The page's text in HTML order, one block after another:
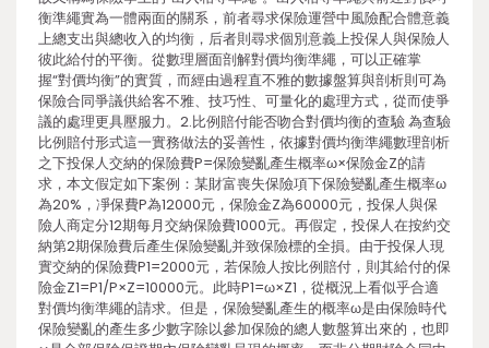
衡準繩實為一體兩面的關系，前者尋求保險運營中風險配合體意義
上總支出與總收入的均衡，后者則尋求個別意義上投保人與保險人
彼此給付的平衡。從數理層面剖解對價均衡準繩，可以正確掌
握“對價均衡”的實質，而經由過程直不雅的數據盤算與剖析則可為
保險合同爭議供給客不雅、技巧性、可量化的處理方式，從而使爭
議的處理更具壓服力。2.比例賠付能否吻合對價均衡的查驗 為查驗
比例賠付形式這一實務做法的妥善性，依據對價均衡準繩數理剖析
之下投保人交納的保險費P=保險變亂產生概率ω×保險金Z的請
求，本文假定如下案例：某財富喪失保險項下保險變亂產生概率ω
為20%，凈保費P為12000元，保險金Z為60000元，投保人與保
險人商定分12期每月交納保險費1000元。再假定，投保人在按約交
納第2期保險費后產生保險變亂并致保險標的全損。由于投保人現
實交納的保險費P1=2000元，若保險人按比例賠付，則其給付的保
險金Z1=P1/P×Z=10000元。此時P1=ω×Z1，從概況上看似乎合適
對價均衡準繩的請求。但是，保險變亂產生的概率ω是由保險時代
保險變亂的產生多少數字除以參加保險的總人數盤算出來的，也即